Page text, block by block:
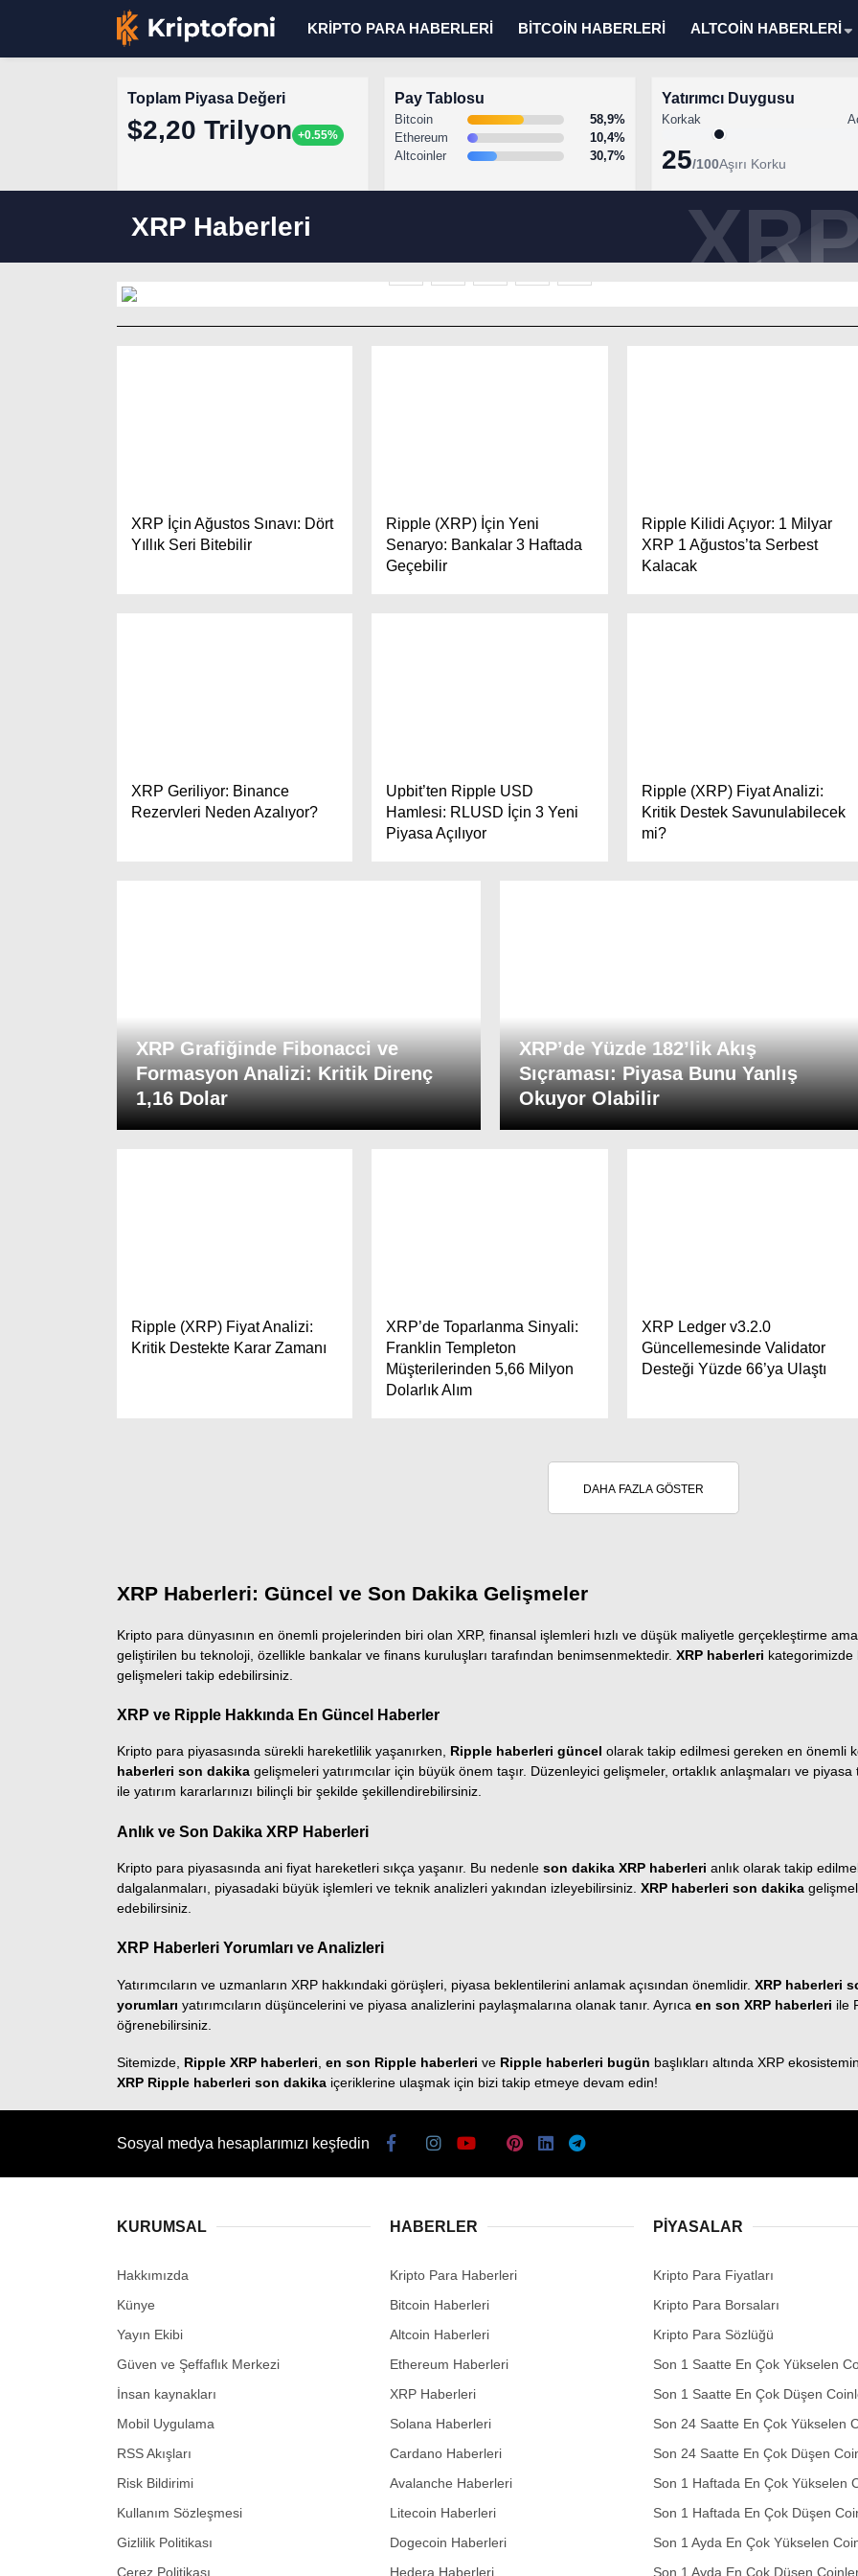
KRİPTO PARA HABERLERİ BİTCOİN HABERLERİ ALTCOİN HABERLERİ
Toplam Piyasa Değeri
$2,20 Trilyon +0.55%
Pay Tablosu
Bitcoin
58,9%
Ethereum
10,4%
Altcoinler
30,7%
Yatırımcı Duygusu
Korkak
25/100Aşırı Korku
XRP Haberleri
1 2 3 4 5
XRP İçin Ağustos Sınavı: Dört
Yıllık Seri Bitebilir
Ripple (XRP) İçin Yeni
Senaryo: Bankalar 3 Haftada
Geçebilir
Ripple Kilidi Açıyor: 1 Milyar
XRP 1 Ağustos’ta Serbest
Kalacak
XRP Geriliyor: Binance
Rezervleri Neden Azalıyor?
Upbit’ten Ripple USD
Hamlesi: RLUSD İçin 3 Yeni
Piyasa Açılıyor
Ripple (XRP) Fiyat Analizi:
Kritik Destek Savunulabilecek
mi?
XRP Grafiğinde Fibonacci ve
Formasyon Analizi: Kritik Direnç
1,16 Dolar
XRP’de Yüzde 182’lik Akış
Sıçraması: Piyasa Bunu Yanlış
Okuyor Olabilir
Ripple (XRP) Fiyat Analizi:
Kritik Destekte Karar Zamanı
XRP’de Toparlanma Sinyali:
Franklin Templeton
Müşterilerinden 5,66 Milyon
Dolarlık Alım
XRP Ledger v3.2.0
Güncellemesinde Validator
Desteği Yüzde 66’ya Ulaştı
DAHA FAZLA GÖSTER
XRP Haberleri: Güncel ve Son Dakika Gelişmeler
Kripto para dünyasının en önemli projelerinden biri olan XRP, finansal işlemleri hızlı ve düşük maliyetle gerçekleştirme
geliştirilen bu teknoloji, özellikle bankalar ve finans kuruluşları tarafından benimsenmektedir. XRP haberleri kategorimizde
gelişmeleri takip edebilirsiniz.
XRP ve Ripple Hakkında En Güncel Haberler
Kripto para piyasasında sürekli hareketlilik yaşanırken, Ripple haberleri güncel olarak takip edilmesi gereken en önemli
haberleri son dakika gelişmeleri yatırımcılar için büyük önem taşır. Düzenleyici gelişmeler, ortaklık anlaşmaları ve
ile yatırım kararlarınızı bilinçli bir şekilde şekillendirebilirsiniz.
Anlık ve Son Dakika XRP Haberleri
Kripto para piyasasında ani fiyat hareketleri sıkça yaşanır. Bu nedenle son dakika XRP haberleri anlık olarak takip
dalgalanmaları, piyasadaki büyük işlemleri ve teknik analizleri yakından izleyebilirsiniz. XRP haberleri son dakika
edebilirsiniz.
XRP Haberleri Yorumları ve Analizleri
Yatırımcıların ve uzmanların XRP hakkındaki görüşleri, piyasa beklentilerini anlamak açısından önemlidir. XRP haberleri
yorumları yatırımcıların düşüncelerini ve piyasa analizlerini paylaşmalarına olanak tanır. Ayrıca en son XRP haberleri ile
öğrenebilirsiniz.
Sitemizde, Ripple XRP haberleri en son Ripple haberleri ve Ripple haberleri bugün başlıkları altında XRP
XRP Ripple haberleri son dakika içeriklerine ulaşmak için bizi takip etmeye devam edin!
Sosyal medya hesaplarımızı keşfedin
KURUMSAL
Hakkımızda
Künye
Yayın Ekibi
Güven ve Şeffaflık Merkezi
İnsan kaynakları
Mobil Uygulama
RSS Akışları
Risk Bildirimi
Kullanım Sözleşmesi
Gizlilik Politikası
Çerez Politikası
HABERLER
Kripto Para Haberleri
Bitcoin Haberleri
Altcoin Haberleri
Ethereum Haberleri
XRP Haberleri
Solana Haberleri
Cardano Haberleri
Avalanche Haberleri
Litecoin Haberleri
Dogecoin Haberleri
Hedera Haberleri
PIYASALAR
Kripto Para Fiyatları
Kripto Para Borsaları
Kripto Para Sözlüğü
Son 1 Saatte En Çok Yükselen
Son 1 Saatte En Çok Düşen
Son 24 Saatte En Çok Yükselen
Son 24 Saatte En Çok Düşen
Son 1 Haftada En Çok Yükselen
Son 1 Haftada En Çok Düşen
Son 1 Ayda En Çok Yükselen
Son 1 Ayda En Çok Düşen